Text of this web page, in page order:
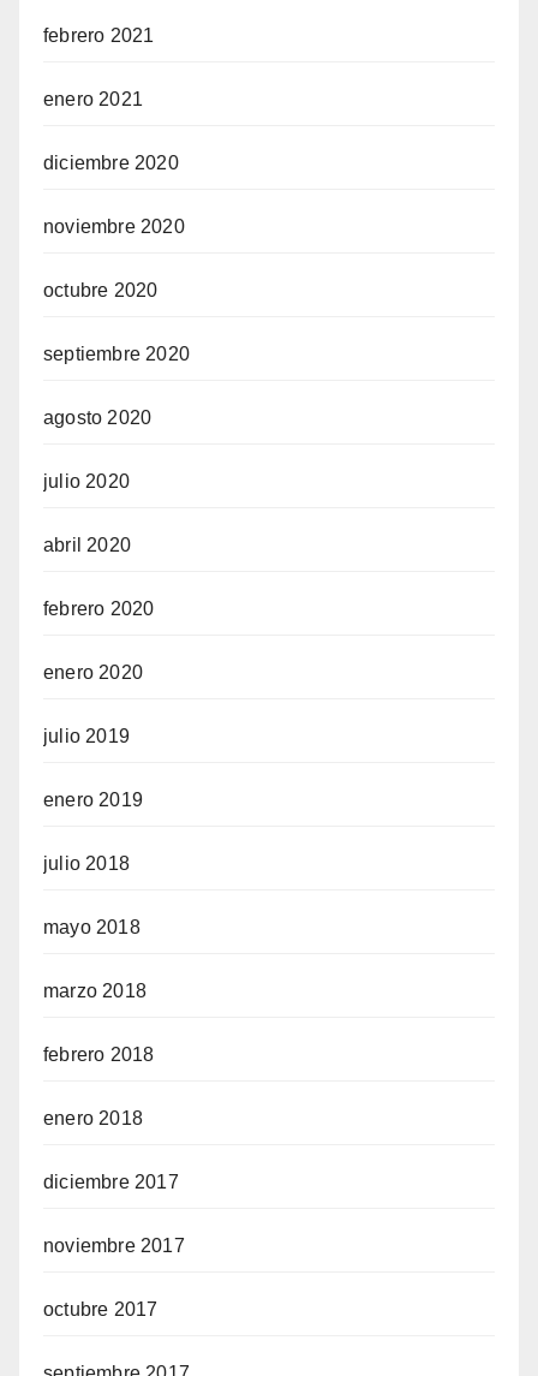
febrero 2021
enero 2021
diciembre 2020
noviembre 2020
octubre 2020
septiembre 2020
agosto 2020
julio 2020
abril 2020
febrero 2020
enero 2020
julio 2019
enero 2019
julio 2018
mayo 2018
marzo 2018
febrero 2018
enero 2018
diciembre 2017
noviembre 2017
octubre 2017